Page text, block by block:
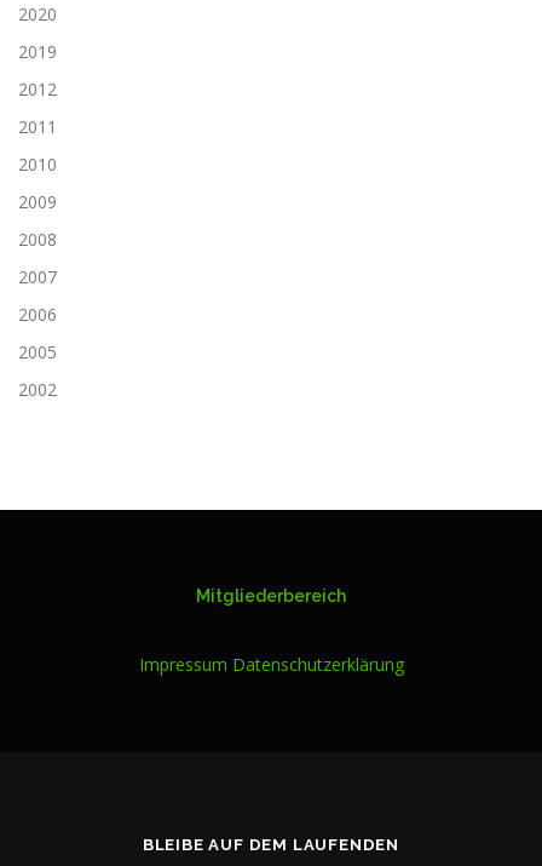
2020
2019
2012
2011
2010
2009
2008
2007
2006
2005
2002
Mitgliederbereich
Impressum Datenschutzerklärung
BLEIBE AUF DEM LAUFENDEN